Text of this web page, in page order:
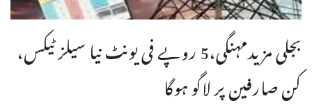
بجلی مزیدمہنگی،5 روپے فی یونٹ نیا سیلز ٹیکس،
کن صارفین پر لاگو ہوگا